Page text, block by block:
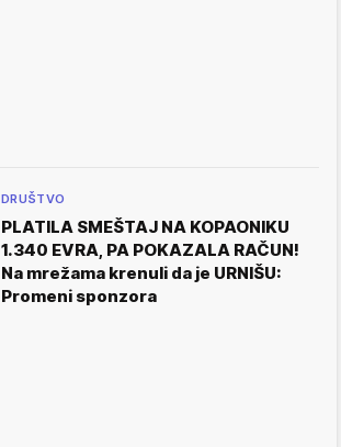
DRUŠTVO
PLATILA SMEŠTAJ NA KOPAONIKU
1.340 EVRA, PA POKAZALA RAČUN!
Na mrežama krenuli da je URNIŠU:
Promeni sponzora